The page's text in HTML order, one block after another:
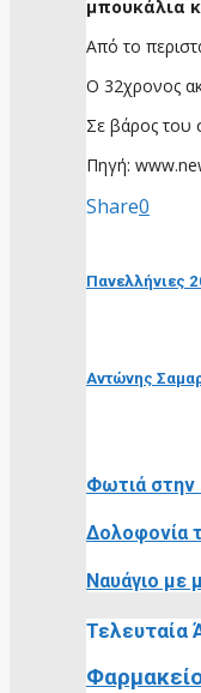
μπουκάλια
Από το
Ο 32χρονος
Σε βάρος του
Πηγή:
Share0
Πανελλήνιες
Αντώνης
Φωτιά στην
Δολοφονία
Ναυάγιο με
Τελευταία